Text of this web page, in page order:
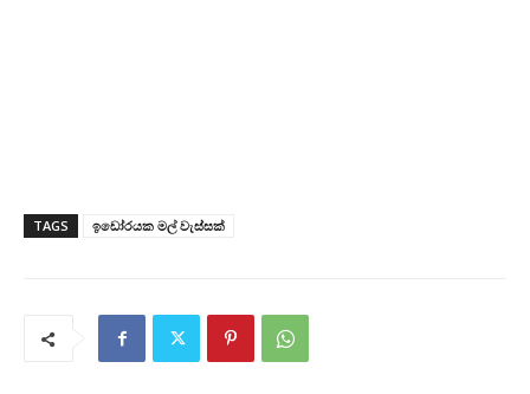
TAGS ඉඩෝරයක මල් වැස්සක්